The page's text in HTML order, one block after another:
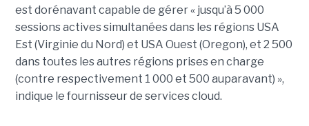
est dorénavant capable de gérer « jusqu’à 5 000
sessions actives simultanées dans les régions USA
Est (Virginie du Nord) et USA Ouest (Oregon), et 2 500
dans toutes les autres régions prises en charge
(contre respectivement 1 000 et 500 auparavant) »,
indique le fournisseur de services cloud.